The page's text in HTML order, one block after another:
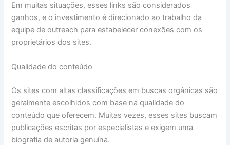
Em muitas situações, esses links são considerados
ganhos, e o investimento é direcionado ao trabalho da
equipe de outreach para estabelecer conexões com os
proprietários dos sites.
Qualidade do conteúdo
Os sites com altas classificações em buscas orgânicas são
geralmente escolhidos com base na qualidade do
conteúdo que oferecem. Muitas vezes, esses sites buscam
publicações escritas por especialistas e exigem uma
biografia de autoria genuína.